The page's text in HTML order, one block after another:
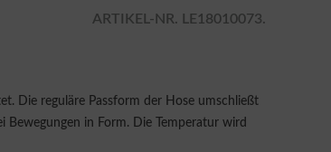
ARTIKEL-NR. LE18010073.
Die reguläre Passform der Hose umschließt
in Form. Die Temperatur wird